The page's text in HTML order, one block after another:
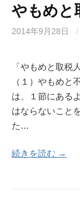
やもめと
2014年9月28日 /
「やもめと取税
（１）やもめと
は、１節にある
はならないこと
た…
続きを読む →